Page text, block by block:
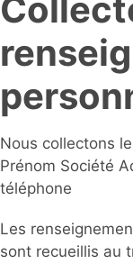
Nous collectons
Prénom Société
téléphone
Les
sont recueillis au